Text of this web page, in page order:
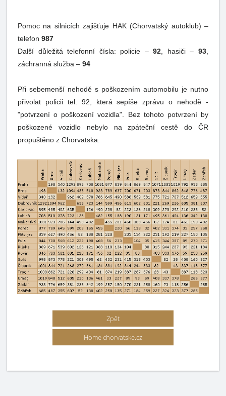
Pomoc na silnicích zajišťuje HAK (Chorvatský autoklub) –
telefon 987
Další důležitá telefonní čísla: policie –92 , hasiči –93
záchranná služba – 94
Při sebemenší nehodě s poškozením automobilu je nutno
přivolat policii tel. 92, která sepíše zprávu o nehodě -
"potvrzení o poškození vozidla". Bez tohoto potvrzení by
poškozené vozidlo nebylo na zpáteční cestě do ČR
propuštěno z Chorvatska.
Zpět
Home chorvatske.cz